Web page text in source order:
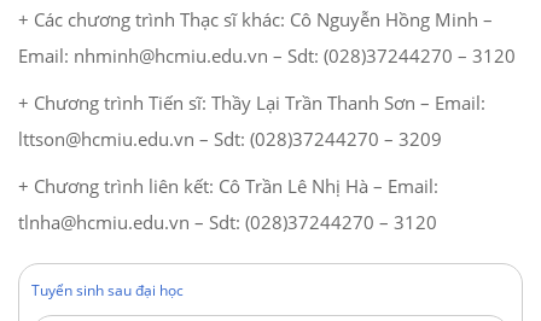
+ Các chương trình Thạc sĩ khác: Cô Nguyễn Hồng Minh –
Email: nhminh@hcmiu.edu.vn – Sdt: (028)37244270 – 3120
+ Chương trình Tiến sĩ: Thầy Lại Trần Thanh Sơn – Email:
lttson@hcmiu.edu.vn – Sdt: (028)37244270 – 3209
+ Chương trình liên kết: Cô Trần Lê Nhị Hà – Email:
tlnha@hcmiu.edu.vn – Sdt: (028)37244270 – 3120
Tuyển sinh sau đại học